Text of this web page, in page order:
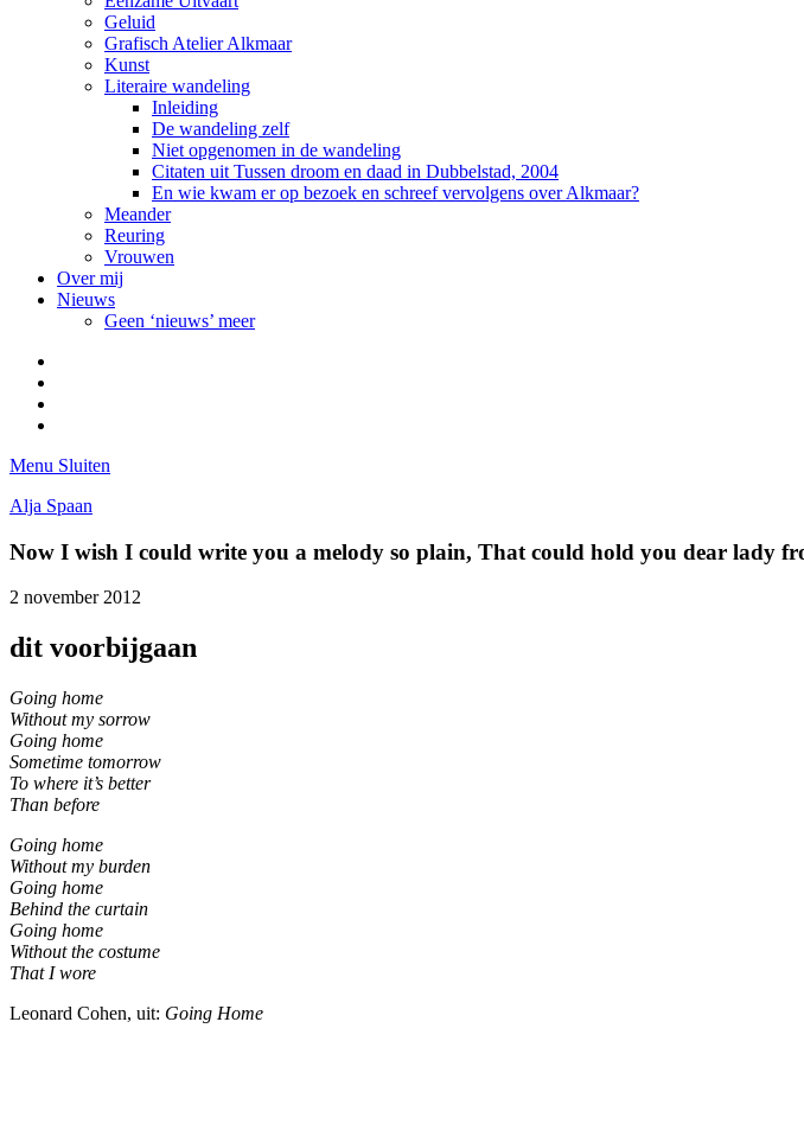
Geluid
Grafisch Atelier Alkmaar
Kunst
Literaire wandeling
Inleiding
De wandeling zelf
Niet opgenomen in de wandeling
Citaten uit Tussen droom en daad in Dubbelstad, 2004
En wie kwam er op bezoek en schreef vervolgens over Alkmaar?
Meander
Reuring
Vrouwen
Over mij
Nieuws
Geen ‘nieuws’ meer
Menu Sluiten
Alja Spaan
Now I wish I could write you a melody so plain, That could hold you dear lady
2 november 2012
dit voorbijgaan
Going home
Without my sorrow
Going home
Sometime tomorrow
To where it’s better
Than before
Going home
Without my burden
Going home
Behind the curtain
Going home
Without the costume
That I wore
Leonard Cohen, uit: Going Home